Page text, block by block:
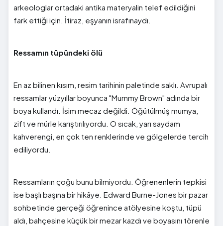
arkeologlar ortadaki antika materyalin telef edildiğini
fark ettiği için. İtiraz, eşyanın israfınaydı.
Ressamın tüpündeki ölü
En az bilinen kısım, resim tarihinin paletinde saklı. Avrupalı
ressamlar yüzyıllar boyunca "Mummy Brown" adında bir
boya kullandı. İsim mecaz değildi. Öğütülmüş mumya,
zift ve mürle karıştırılıyordu. O sıcak, yarı saydam
kahverengi, en çok ten renklerinde ve gölgelerde tercih
ediliyordu.
Ressamların çoğu bunu bilmiyordu. Öğrenenlerin tepkisi
ise başlı başına bir hikâye. Edward Burne-Jones bir pazar
sohbetinde gerçeği öğrenince atölyesine koştu, tüpü
aldı, bahçesine küçük bir mezar kazdı ve boyasını törenle